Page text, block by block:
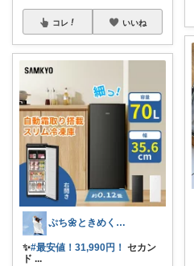
コレ いいね
ぷち🌼ときめくモノと暮らす🌼
✨️#最安値！31,990円！ セカン
ド ...